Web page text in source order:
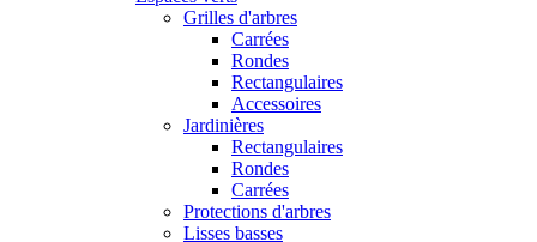
Grilles d'arbres
Carrées
Rondes
Rectangulaires
Accessoires
Jardinières
Rectangulaires
Rondes
Carrées
Protections d'arbres
Lisses basses